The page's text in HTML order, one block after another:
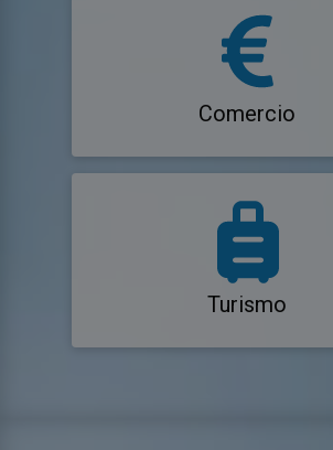
Comercio
Turismo